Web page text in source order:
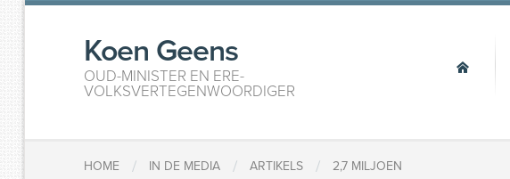
Koen Geens
OUD-MINISTER EN ERE-
VOLKSVERTEGENWOORDIGER
HOME / IN DE MEDIA / ARTIKELS / 2,7 MILJOEN